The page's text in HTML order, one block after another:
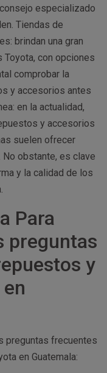
especializado
Tiendas de
brindan una gran
con opciones
comprobar la
y accesorios antes
en la actualidad,
y accesorios
suelen ofrecer
obstante, es clave
y la calidad de los
Para
preguntas
y
preguntas frecuentes
en Guatemala: